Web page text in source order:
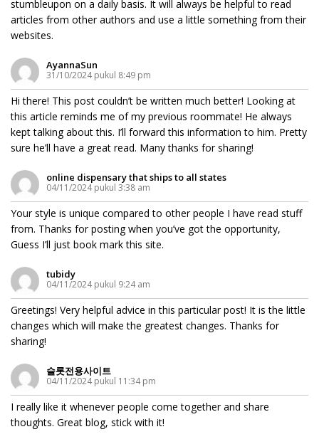
stumbleupon on a daily basis. It will always be helpful to read
articles from other authors and use a little something from their
websites.
AyannaSun
31/10/2024 pukul 8:49 pm
Hi there! This post couldn’t be written much better! Looking at
this article reminds me of my previous roommate! He always
kept talking about this. I’ll forward this information to him. Pretty
sure he’ll have a great read. Many thanks for sharing!
online dispensary that ships to all states
04/11/2024 pukul 3:38 am
Your style is unique compared to other people I have read stuff
from. Thanks for posting when you’ve got the opportunity,
Guess I’ll just book mark this site.
tubidy
04/11/2024 pukul 9:24 am
Greetings! Very helpful advice in this particular post! It is the little
changes which will make the greatest changes. Thanks for
sharing!
슬롯전용사이트
04/11/2024 pukul 11:34 pm
I really like it whenever people come together and share
thoughts. Great blog, stick with it!